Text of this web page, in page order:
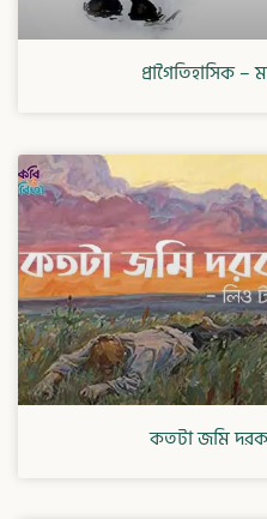
প্রাগৈতিহাসিক –
কতটা জমি